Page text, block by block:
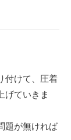
付けて、圧着
げていきま
題が無ければ